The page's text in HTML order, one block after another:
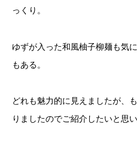
っくり。
ゆずが入った和風柚子柳麺も気
もある。
どれも魅力的に見えましたが、
りましたのでご紹介したいと思い